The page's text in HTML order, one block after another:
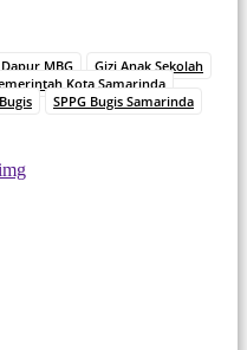
Dapur MBG
Gizi Anak Sekolah
Kota Samarinda
SPPG Bugis Samarinda